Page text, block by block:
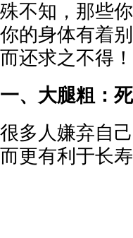
殊不知，那些
你的身体有着
而还求之不得！
一、大腿粗：
很多人嫌弃自
而更有利于长寿